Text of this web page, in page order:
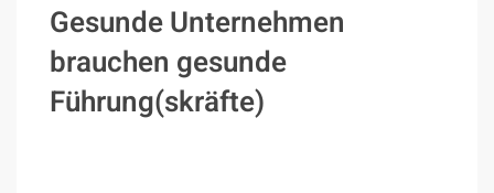
Gesunde Unternehmen
brauchen gesunde
Führung(skräfte)